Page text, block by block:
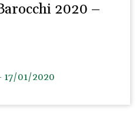
2020 –
17/01/2020